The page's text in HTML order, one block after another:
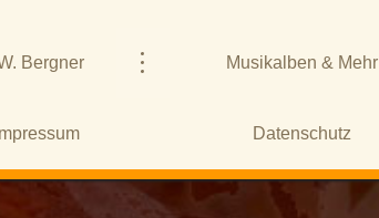
Bergner Musikalben & Mehr
Impressum Datenschutz